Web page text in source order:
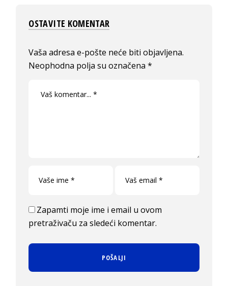
OSTAVITE KOMENTAR
Vaša adresa e-pošte neće biti objavljena.
Neophodna polja su označena*
Zapamti moje ime i email u ovom
pretraživaču za sledeći komentar.